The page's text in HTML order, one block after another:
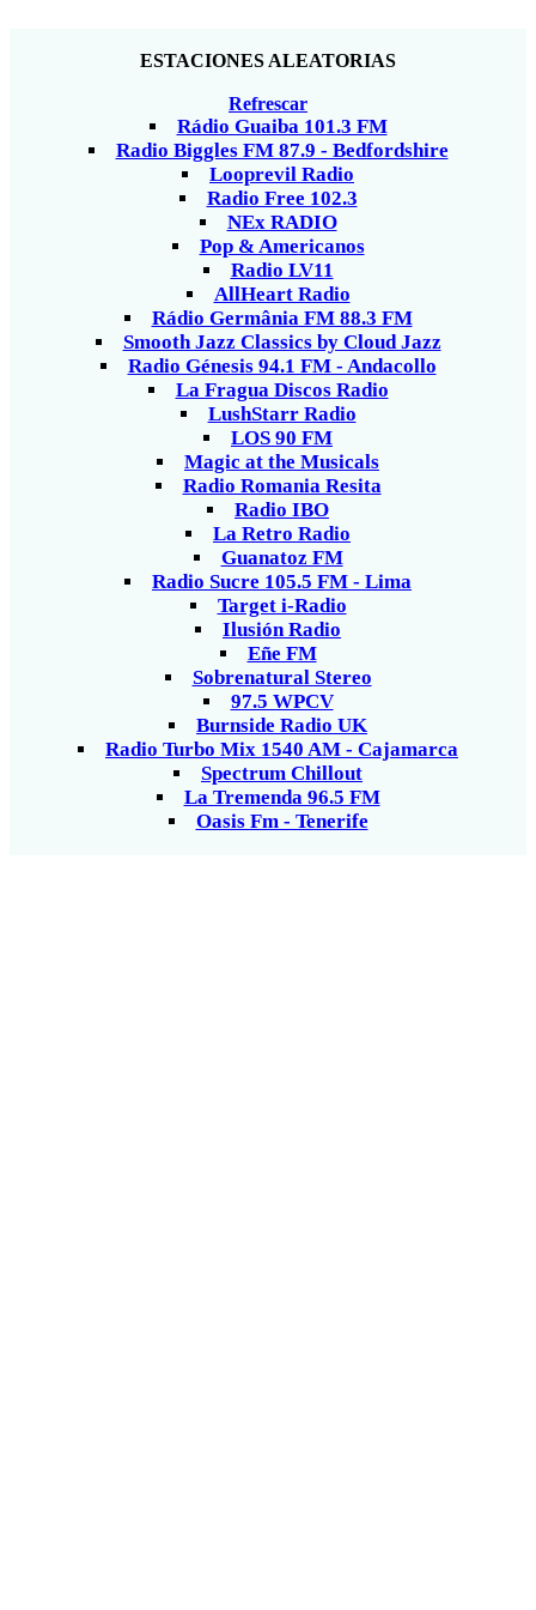
ESTACIONES ALEATORIAS
Refrescar
Rádio Guaiba 101.3 FM
Radio Biggles FM 87.9 - Bedfordshire
Looprevil Radio
Radio Free 102.3
NEx RADIO
Pop & Americanos
Radio LV11
AllHeart Radio
Rádio Germânia FM 88.3 FM
Smooth Jazz Classics by Cloud Jazz
Radio Génesis 94.1 FM - Andacollo
La Fragua Discos Radio
LushStarr Radio
LOS 90 FM
Magic at the Musicals
Radio Romania Resita
Radio IBO
La Retro Radio
Guanatoz FM
Radio Sucre 105.5 FM - Lima
Target i-Radio
Ilusión Radio
Eñe FM
Sobrenatural Stereo
97.5 WPCV
Burnside Radio UK
Radio Turbo Mix 1540 AM - Cajamarca
Spectrum Chillout
La Tremenda 96.5 FM
Oasis Fm - Tenerife